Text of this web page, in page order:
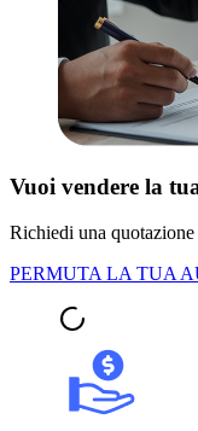
Vuoi vendere la
Richiedi una
PERMUTA LA TUA